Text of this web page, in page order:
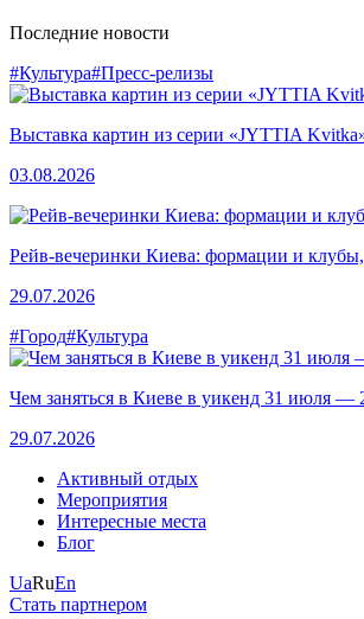
Последние новости
#Культура#Пресс-релизы
Выставка картин из серии «JYTTIA
03.08.2026
Рейв-вечеринки Киева: формации и клубы,
29.07.2026
#Город#Культура
Чем заняться в Киеве в уикенд 31 июля —
29.07.2026
Активный отдых
Мероприятия
Интересные места
Блог
UaRuEn
Стать партнером